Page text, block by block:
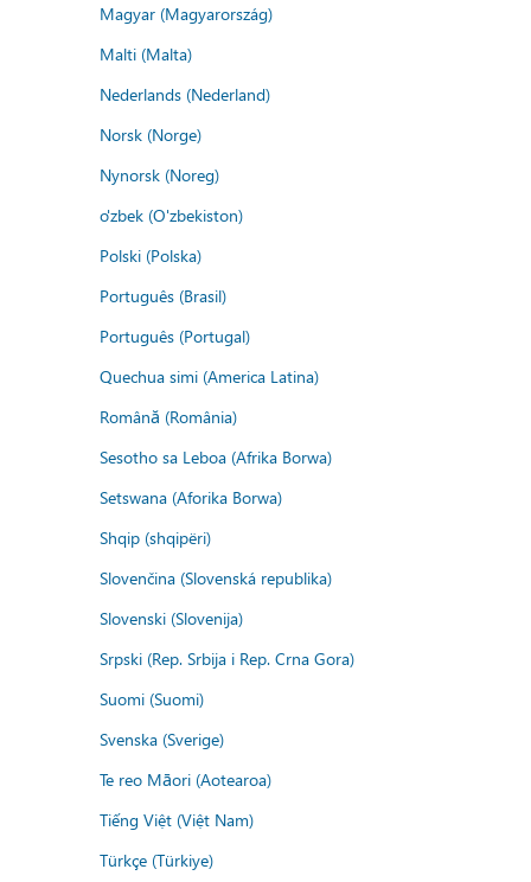
Magyar (Magyarország)
Malti (Malta)
Nederlands (Nederland)
Norsk (Norge)
Nynorsk (Noreg)
o'zbek (O'zbekiston)
Polski (Polska)
Português (Brasil)
Português (Portugal)
Quechua simi (America Latina)
Română (România)
Sesotho sa Leboa (Afrika Borwa)
Setswana (Aforika Borwa)
Shqip (shqipëri)
Slovenčina (Slovenská republika)
Slovenski (Slovenija)
Srpski (Rep. Srbija i Rep. Crna Gora)
Suomi (Suomi)
Svenska (Sverige)
Te reo Māori (Aotearoa)
Tiếng Việt (Việt Nam)
Türkçe (Türkiye)